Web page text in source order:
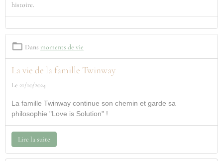
histoire.
Dans moments de vie
La vie de la famille Twinway
Le 21/10/2024
La famille Twinway continue son chemin et garde sa
philosophie "Love is Solution" !
Lire la suite